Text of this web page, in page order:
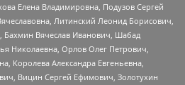
Елена Владимировна, Подузов Сергей
Литинский Леонид Борисович,
Вячеслав Иванович, Шабад
Николаевна, Орлов Олег Петрович,
Королева Александра Евгеньевна,
Вицин Сергей Ефимович, Золотухин